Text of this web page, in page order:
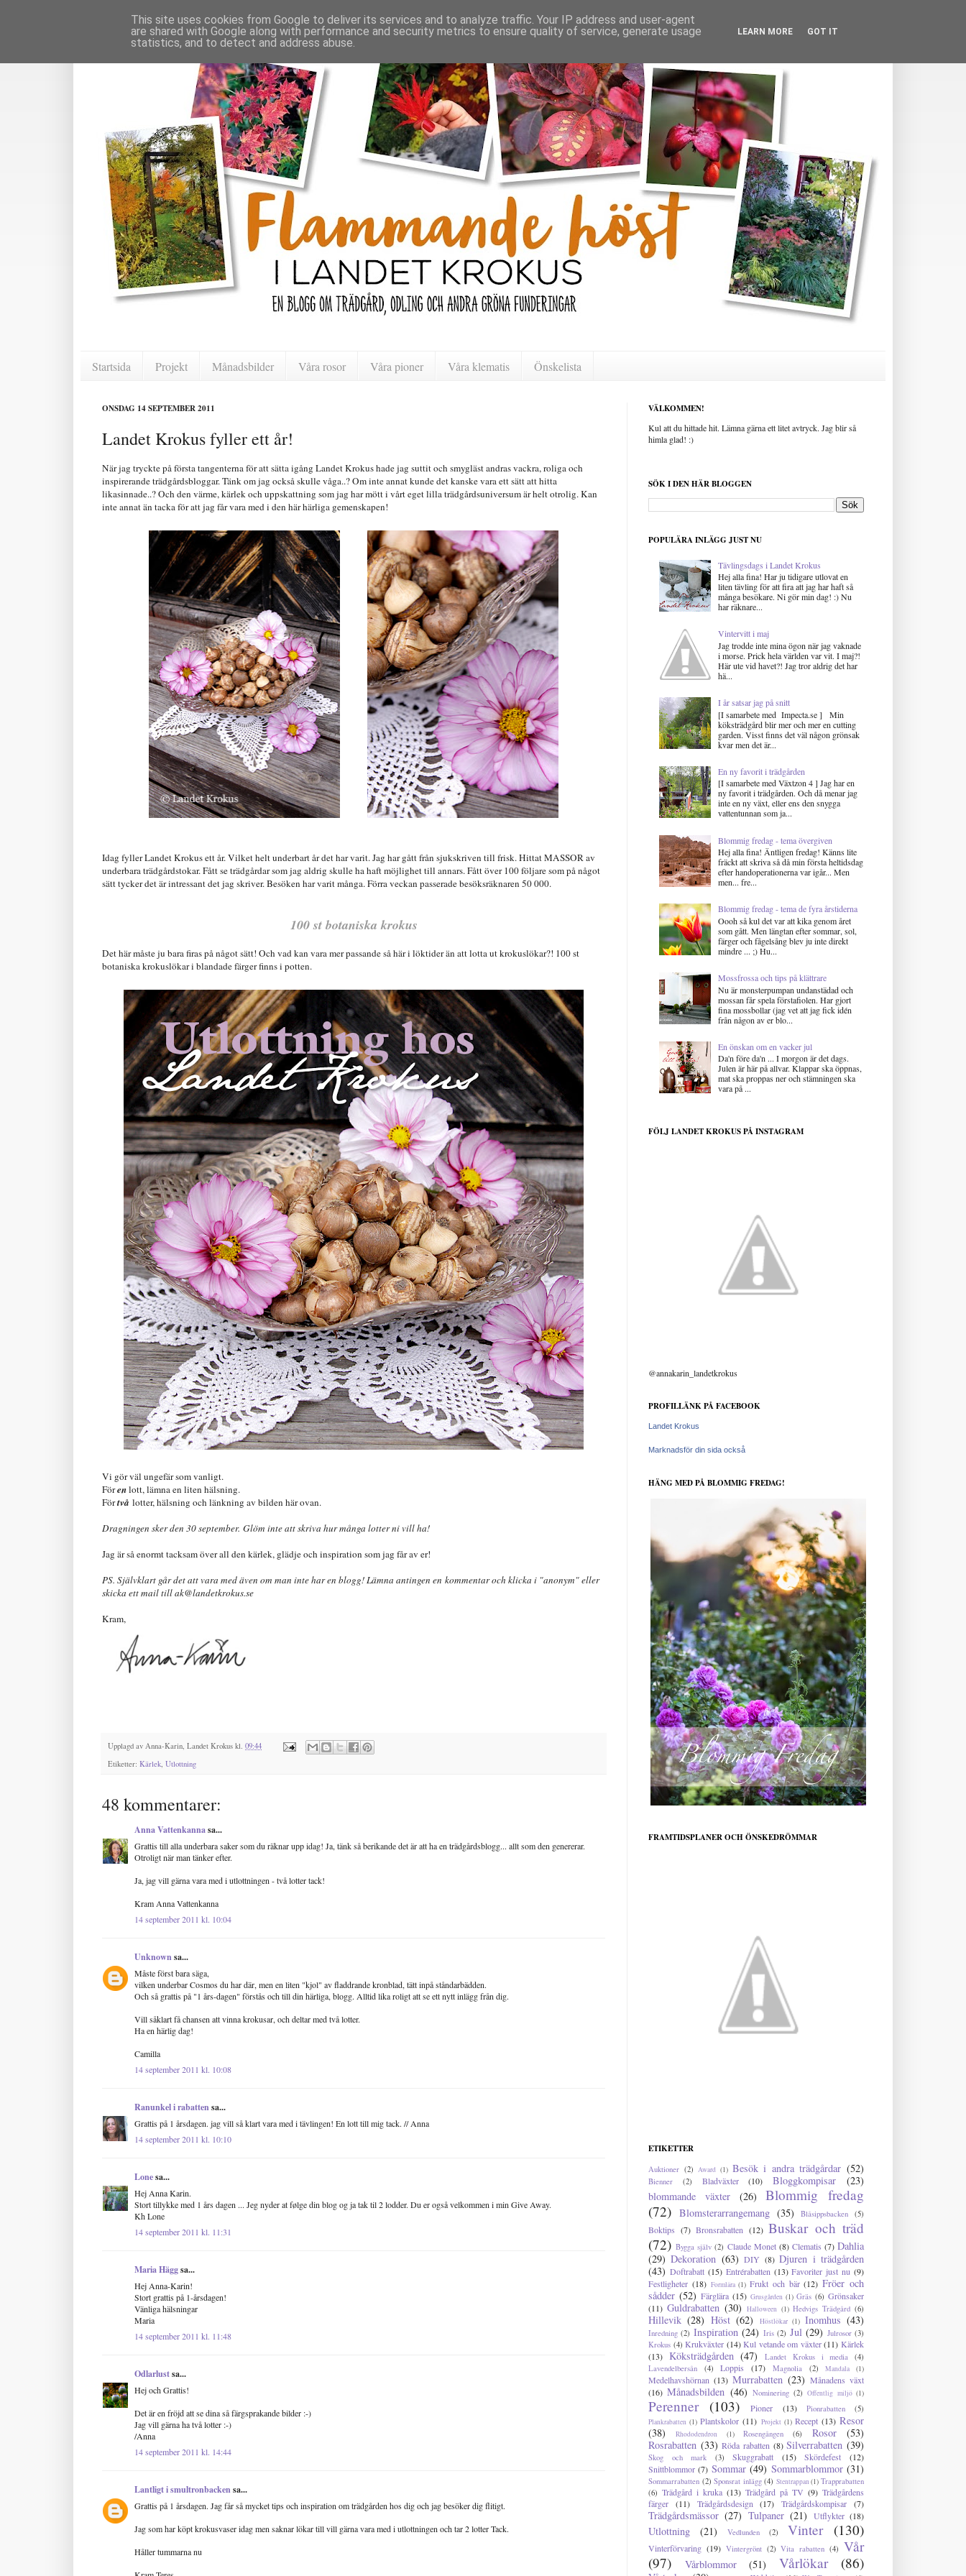
Startsida Projekt Månadsbilder Våra rosor Våra pioner Våra klematis Önskelista
ONSDAG 14 SEPTEMBER 2011
Landet Krokus fyller ett år!
När jag tryckte på första tangenterna för att sätta igång Landet Krokus hade jag suttit och smygläst andras vackra, roliga och
inspirerande trädgårdsbloggar. Tänk om jag också skulle våga..? Om inte annat kunde det kanske vara ett sätt att hitta
likasinnade..? Och den värme, kärlek och uppskattning som jag har mött i vårt eget lilla trädgårdsuniversum är helt otrolig. Kan
inte annat än tacka för att jag får vara med i den här härliga gemenskapen!
Idag fyller Landet Krokus ett år. Vilket helt underbart år det har varit. Jag har gått från sjukskriven till frisk. Hittat MASSOR av
underbara trädgårdstokar. Fått se trädgårdar som jag aldrig skulle ha haft möjlighet till annars. Fått över 100 följare som på något
sätt tycker det är intressant det jag skriver. Besöken har varit många. Förra veckan passerade besöksräknaren 50 000.
100 st botaniska krokus
Det här måste ju bara firas på något sätt! Och vad kan vara mer passande så här i löktider än att lotta ut krokuslökar?! 100 st
botaniska krokuslökar i blandade färger finns i potten.
Vi gör väl ungefär som vanligt.
Förenlott, lämna en liten hälsning.
Förtvå lotter, hälsning och länkning av bilden här ovan.
Dragningen sker den 30 september. Glöm inte att skriva hur många lotter ni vill ha!
Jag är så enormt tacksam över all den kärlek, glädje och inspiration som jag får av er!
PS. Självklart går det att vara med även om man inte har en blogg! Lämna antingen en kommentar och klicka i "anonym" eller
skicka ett mail till ak@landetkrokus.se
Kram,
Upplagd av Anna-Karin, Landet Krokus kl. 09:44
Etiketter: Kärlek, Utlottning
48 kommentarer:
Anna Vattenkannasa...
Grattis till alla underbara saker som du räknar upp idag! Ja, tänk så berikande det är att ha en trädgårdsblogg... allt som den genererar.
Otroligt när man tänker efter.
Ja, jag vill gärna vara med i utlottningen - två lotter tack!
Kram Anna Vattenkanna
14 september 2011 kl. 10:04
Unknownsa...
Måste först bara säga,
vilken underbar Cosmos du har där, men en liten "kjol" av fladdrande kronblad, tätt inpå ståndarbädden.
Och så grattis på "1 års-dagen" förstås och till din härliga, blogg. Alltid lika roligt att se ett nytt inlägg från dig.
Vill såklart få chansen att vinna krokusar, och deltar med två lotter.
Ha en härlig dag!
Camilla
14 september 2011 kl. 10:08
Ranunkel i rabattensa...
Grattis på 1 årsdagen. jag vill så klart vara med i tävlingen! En lott till mig tack. // Anna
14 september 2011 kl. 10:10
Lonesa...
Hej Anna Karin.
Stort tillykke med 1 års dagen ... Jeg nyder at følge din blog og ja tak til 2 lodder. Du er også velkommen i min Give Away.
Kh Lone
14 september 2011 kl. 11:31
Maria Häggsa...
Hej Anna-Karin!
Stort grattis på 1-årsdagen!
Vänliga hälsningar
Maria
14 september 2011 kl. 11:48
Odlarlustsa...
Hej och Grattis!
Det är en fröjd att se dina så färgsprakande bilder :-)
Jag vill gärna ha två lotter :-)
/Anna
14 september 2011 kl. 14:44
Lantligt i smultronbackensa...
Grattis på 1 årsdagen. Jag får så mycket tips och inspiration om trädgården hos dig och jag besöker dig flitigt.
Jag som har köpt krokusvaser idag men saknar lökar till vill gärna vara med i utlottningen och tar 2 lotter Tack.
Håller tummarna nu
VÄLKOMMEN!
Kul att du hittade hit. Lämna gärna ett litet avtryck. Jag blir så
himla glad! :)
SÖK I DEN HÄR BLOGGEN
POPULÄRA INLÄGG JUST NU
Tävlingsdags i Landet Krokus
Hej alla fina! Har ju tidigare utlovat en
liten tävling för att fira att jag har haft så
många besökare. Ni gör min dag! :) Nu
har räknare...
Vintervitt i maj
Jag trodde inte mina ögon när jag vaknade
i morse. Prick hela världen var vit. I maj?!
Här ute vid havet?! Jag tror aldrig det har
hä...
I år satsar jag på snitt
[I samarbete med Impecta.se ] Min
köksträdgård blir mer och mer en cutting
garden. Visst finns det väl någon grönsak
kvar men det är...
En ny favorit i trädgården
[I samarbete med Växtzon 4 ] Jag har en
ny favorit i trädgården. Och då menar jag
inte en ny växt, eller ens den snygga
vattentunnan som ja...
Blommig fredag - tema övergiven
Hej alla fina! Äntligen fredag! Känns lite
fräckt att skriva så då min första heltidsdag
efter handoperationerna var igår... Men
men... fre...
Blommig fredag - tema de fyra årstiderna
Oooh så kul det var att kika genom året
som gått. Men längtan efter sommar, sol,
färger och fågelsång blev ju inte direkt
mindre ... ;) Hu...
Mossfrossa och tips på klättrare
Nu är monsterpumpan undanstädad och
mossan får spela förstafiolen. Har gjort
fina mossbollar (jag vet att jag fick idén
från någon av er blo...
En önskan om en vacker jul
Da'n före da'n ... I morgon är det dags.
Julen är här på allvar. Klappar ska öppnas,
mat ska proppas ner och stämningen ska
vara på ...
FÖLJ LANDET KROKUS PÅ INSTAGRAM
@annakarin_landetkrokus
PROFILLÄNK PÅ FACEBOOK
Landet Krokus
Marknadsför din sida också
HÄNG MED PÅ BLOMMIG FREDAG!
FRAMTIDSPLANER OCH ÖNSKEDRÖMMAR
ETIKETTER
Auktioner (2) Award (1) Besök i andra trädgårdar (52)
Bienner (2) Bladväxter (10) Bloggkompisar
(23)
blommande växter
(26)
Blommig fredag
(72) Blomsterarrangemang (35) Blåsippsbacken (5)
Boktips (7) Bronsrabatten (12) Buskar och träd
(72) Bygga själv (2) Claude Monet (8) Clematis (7) Dahlia
(29) Dekoration (63) DIY (8) Djuren i trädgården
(43) Doftrabatt (15) Entrérabatten (13) Favoriter just nu (9)
Festligheter (18) Formlära (1) Frukt och bär (12) Fröer och
sådder (52) Färglära (15) Grusgården (1) Gräs (6) Grönsaker
(11) Guldrabatten (30) Halloween (1) Hedvigs Trädgård (6)
Hillevik (28) Höst (62) Höstlökar (1) Inomhus (43)
Inredning (2) Inspiration (24) Iris (2) Jul (29) Julrosor (3)
Krokus (4) Krukväxter (14) Kul vetande om växter (11) Kärlek
(13) Köksträdgården (47) Landet Krokus i media
(4)
Lavendelbersån
(4) Loppis (17) Magnolia (2) Mandala (1)
Medelhavshörnan (13) Murrabatten (23) Månadens växt
(16) Månadsbilden (46) Nominering (2) Offentlig miljö (1)
Perenner (103) Pioner (13) Pionrabatten (5)
Plankrabatten (1) Plantskolor (11) Projekt (1) Recept (13) Resor
(38)
Rhododendron (1) Rosengången (6) Rosor
(53)
Rosrabatten (33) Röda rabatten (8) Silverrabatten (39)
Skog och mark (3) Skuggrabatt (15) Skördefest
(12)
Snittblommor (7) Sommar (49) Sommarblommor (31)
Sommarrabatten (2) Sponsrat inlägg (4) Stentrappan(1) Trapprabatten
(6) Trädgård i kruka (13) Trädgård på TV (9) Trädgårdens
färger
(11) Trädgårdsdesign (17) Trädgårdskompisar (7)
Trädgårdsmässor (27) Tulpaner (21) Utflykter (18)
Utlottning (21) Vedlunden (2) Vinter (130)
Vinterförvaring (19) Vintergrönt (2) Vita rabatten (4) Vår
(97)
Vårblommor (51) Vårlökar (86)
This site uses cookies from Google to deliver its services and to analyze traffic. Your IP address and user-agent
are shared with Google along with performance and security metrics to ensure quality of service, generate usage
statistics, and to detect and address abuse.
LEARN MORE GOT IT